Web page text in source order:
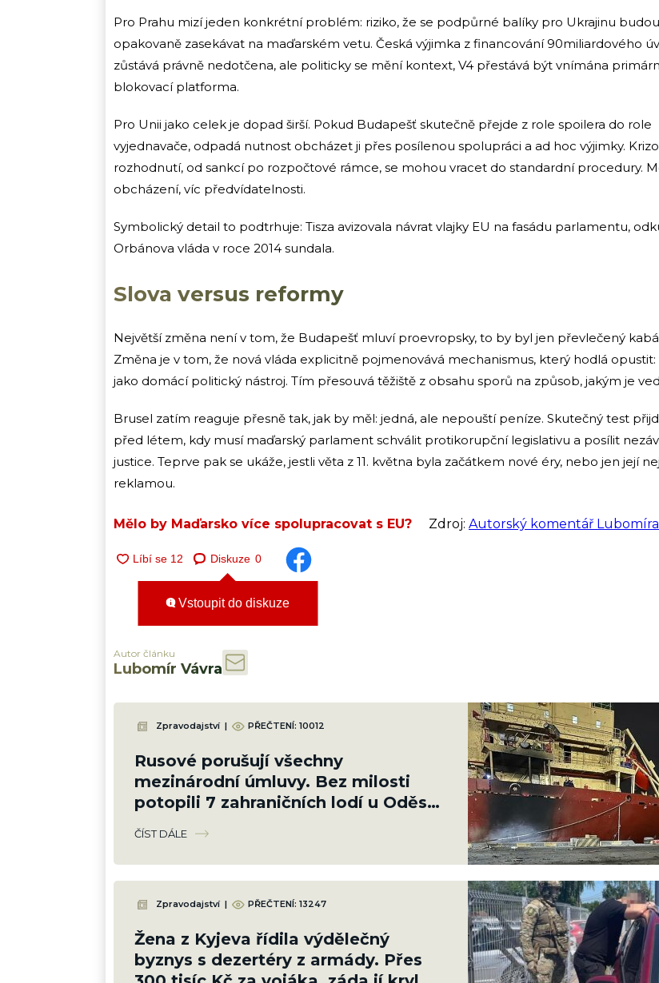
Pro Prahu mizí jeden konkrétní problém: riziko, že se podpůrné balíky pro Ukrajinu budou
opakovaně zasekávat na maďarském vetu. Česká výjimka z financování 90miliardového
zůstává právně nedotčena, ale politicky se mění kontext, V4 přestává být vnímána
blokovací platforma.
Pro Unii jako celek je dopad širší. Pokud Budapešť skutečně přejde z role spoilera do role
vyjednavače, odpadá nutnost obcházet ji přes posílenou spolupráci a ad hoc výjimky.
rozhodnutí, od sankcí po rozpočtové rámce, se mohou vracet do standardní procedury.
obcházení, víc předvídatelnosti.
Symbolický detail to podtrhuje: Tisza avizovala návrat vlajky EU na fasádu parlamentu,
Orbánova vláda v roce 2014 sundala.
Slova versus reformy
Největší změna není v tom, že Budapešť mluví proevropsky, to by byl jen převlečený
Změna je v tom, že nová vláda explicitně pojmenovává mechanismus, který hodlá opustit:
jako domácí politický nástroj. Tím přesouvá těžiště z obsahu sporů na způsob, jakým je
Brusel zatím reaguje přesně tak, jak by měl: jedná, ale nepouští peníze. Skutečný test
před létem, kdy musí maďarský parlament schválit protikorupční legislativu a posílit
justice. Teprve pak se ukáže, jestli věta z 11. května byla začátkem nové éry, nebo jen její
reklamou.
Mělo by Maďarsko více spolupracovat s EU? Zdroj: Autorský komentář
Diskuze 0
Vstoupit do diskuze
Autor článku
Lubomír Vávra
Zpravodajství | PŘEČTENÍ: 10012
Rusové porušují všechny
mezinárodní úmluvy. Bez milosti
potopili 7 zahraničních lodí u Oděsy.
Zničí tím sami sebe
ČÍST DÁLE
Zpravodajství | PŘEČTENÍ: 13247
Žena z Kyjeva řídila výdělečný
byznys s dezertéry z armády. Přes